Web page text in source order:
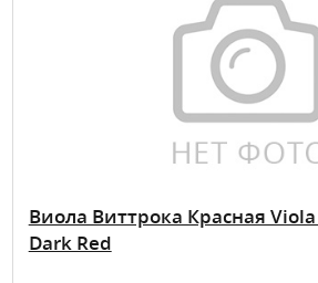
Виола Виттрока Красная
Dark Red